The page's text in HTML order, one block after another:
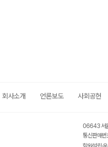
회사소개 언론보도 사회공헌
06643 서
통신판매